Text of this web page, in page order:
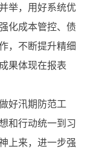
举，用好系统优
化成本管控、债
，不断提升精细
果体现在报表
好汛期防范工
和行动统一到习
上来，进一步强